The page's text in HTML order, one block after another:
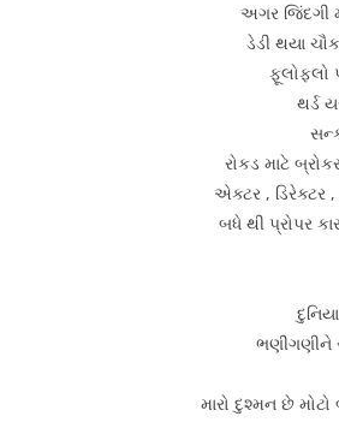
અગર જિંદગી
ડેડી થયા
ફૂલોફલો
થર્ડ
રોકડ માટે
એક્ટર , ડિરેક્ટર
બધે થી પ્રોપર
ભણીગણીને
મારો દુશ્મન છે મોટો